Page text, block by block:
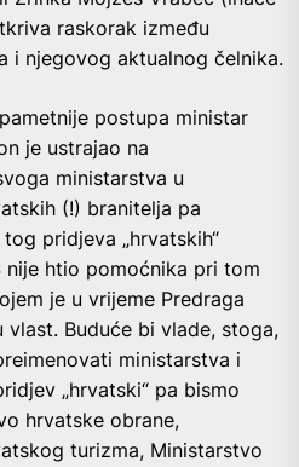
raskorak između
i njegovog aktualnog čelnika.
postupa ministar
je ustrajao na
ministarstva u
(!) branitelja pa
pridjeva „hrvatskih“
nije htio pomoćnika pri tom
je u vrijeme Predraga
vlast. Buduće bi vlade, stoga,
ministarstva i
„hrvatski“ pa bismo
hrvatske obrane,
turizma, Ministarstvo